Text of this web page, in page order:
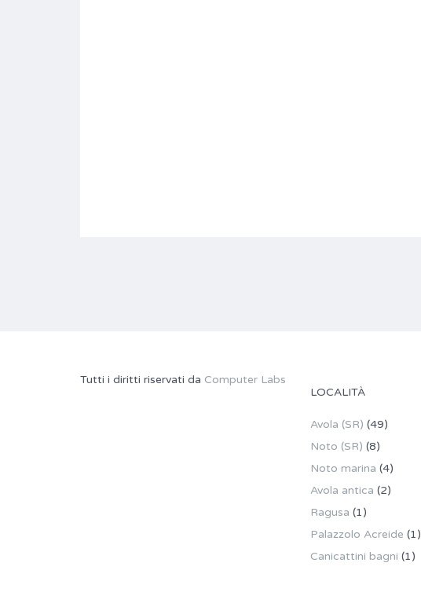
Tutti i diritti riservati da Computer Labs
LOCALITÀ
Avola (SR) (49)
Noto (SR) (8)
Noto marina (4)
Avola antica (2)
Ragusa (1)
Palazzolo Acreide (1)
Canicattini bagni (1)